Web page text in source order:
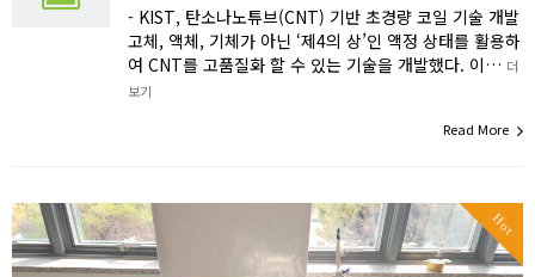
- KIST, 탄소나노튜브(CNT) 기반 초경량 코일 기술 개발
고체, 액체, 기체가 아닌 ‘제4의 상’인 액정 상태를 활용하
여 CNT를 고품질화 할 수 있는 기술을 개발했다. 이… 더
보기
Read More
Hot